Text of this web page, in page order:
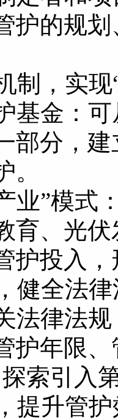
护的规
制，实现
金：可
部分，
业”模式
育、光
护投入
健全法律
律法规
护年限
索引入
提升管护